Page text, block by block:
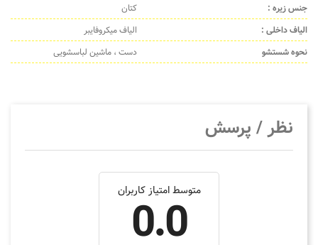
جنس زیره :
کتان
الیاف داخلی :
الیاف میکروفایبر
نحوه شستشو
دست ، ماشین لباسشویی
نظر / پرسش
متوسط امتیاز کاربران
0.0